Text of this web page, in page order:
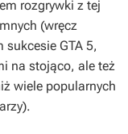
rozgrywki z tej
(wręcz
sukcesie GTA 5,
na stojąco, ale też
wiele popularnych